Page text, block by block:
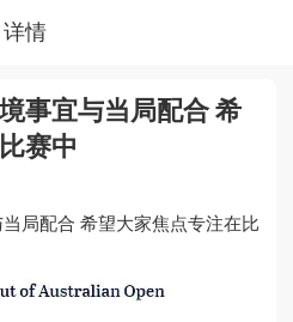
详情
事宜与当局配合 希
赛中
局配合 希望大家焦点专注在比